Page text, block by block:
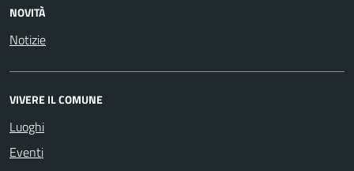
NOVITÀ
Notizie
VIVERE IL COMUNE
Luoghi
Eventi